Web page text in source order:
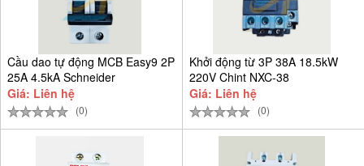
Cầu dao tự động MCB Easy9 2P
25A 4.5kA Schneider
EZ9F34225
Giá: Liên hệ
(0)
Khởi động từ 3P 38A 18.5kW
220V Chint NXC-38
Giá: Liên hệ
(0)